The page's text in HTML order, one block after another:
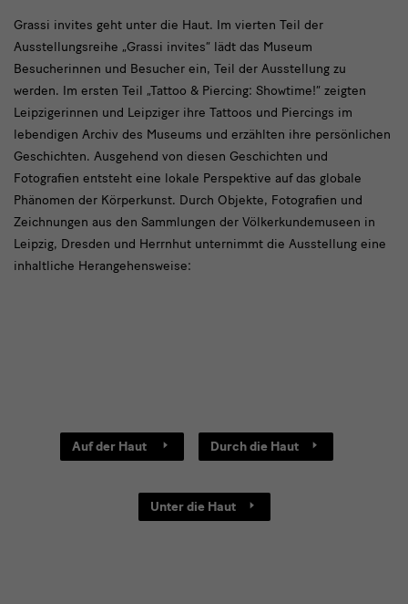
text1
Grassi invites geht unter die Haut. Im vierten Teil der
Ausstellungsreihe „Grassi invites“ lädt das Museum
Besucherinnen und Besucher ein, Teil der Ausstellung zu
werden. Im ersten Teil „Tattoo & Piercing: Showtime!“ zeigten
Leipzigerinnen und Leipziger ihre Tattoos und Piercings im
lebendigen Archiv des Museums und erzählten ihre persönlichen
Geschichten. Ausgehend von diesen Geschichten und
Fotografien entsteht eine lokale Perspektive auf das globale
Phänomen der Körperkunst. Durch Objekte, Fotografien und
Zeichnungen aus den Sammlungen der Völkerkundemuseen in
Leipzig, Dresden und Herrnhut unternimmt die Ausstellung eine
inhaltliche Herangehensweise:
Links
Auf der Haut Durch die Haut
Unter die Haut